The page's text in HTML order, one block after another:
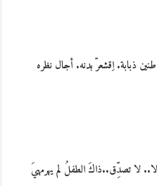
ذبابة. اِقشعرّ بدنه. أجال نظره
لا تصدِّق..ذاكَ الطفلُ لم يهرمهيَ